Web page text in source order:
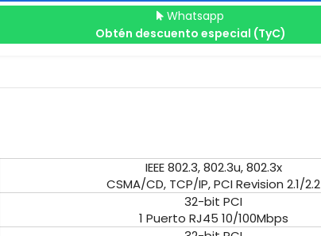
Whatsapp
Obtén descuento especial (TyC)
IEEE 802.3, 802.3u, 802.3x
CSMA/CD, TCP/IP, PCI Revision 2.1/2.2
32-bit PCI
1 Puerto RJ45 10/100Mbps